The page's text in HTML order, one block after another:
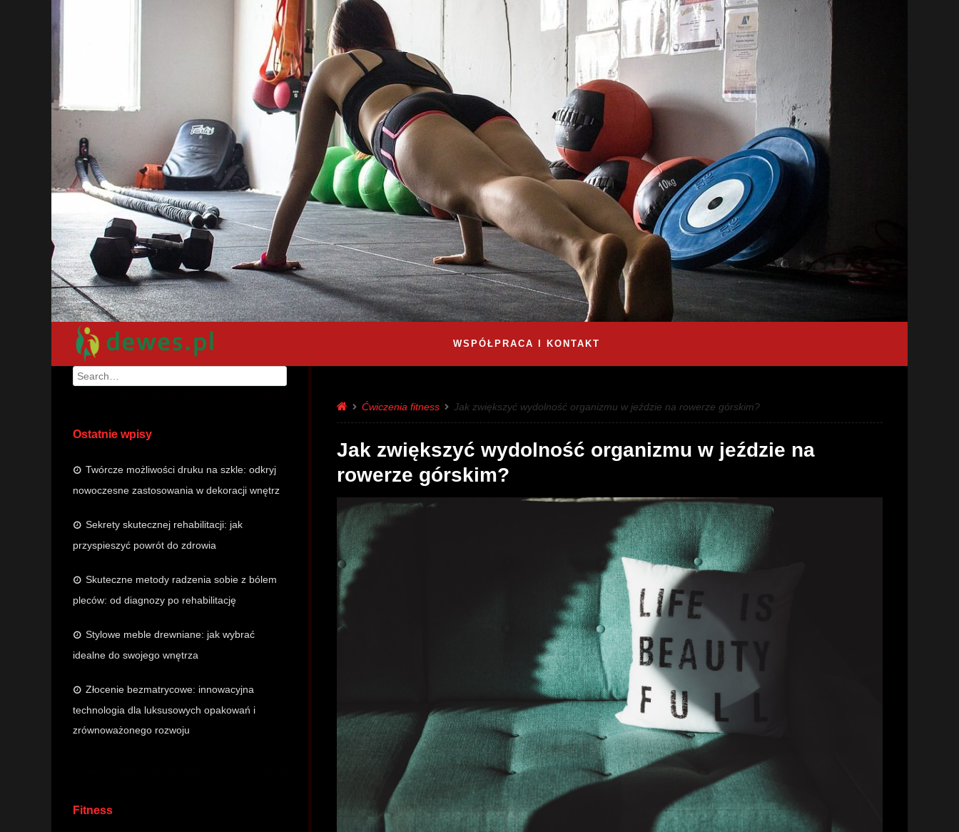
WSPÓŁPRACA I KONTAKT
Search
Ostatnie wpisy
Twórcze możliwości druku na szkle: odkryj
nowoczesne zastosowania w dekoracji wnętrz
Sekrety skutecznej rehabilitacji: jak
przyspieszyć powrót do zdrowia
Skuteczne metody radzenia sobie z bólem
pleców: od diagnozy po rehabilitację
Stylowe meble drewniane: jak wybrać
idealne do swojego wnętrza
Złocenie bezmatrycowe: innowacyjna
technologia dla luksusowych opakowań i
zrównoważonego rozwoju
Fitness
Ćwiczenia fitness Jak zwiększyć wydolność organizmu w jeździe na rowerze górskim?
Jak zwiększyć wydolność organizmu w jeździe na
rowerze górskim?